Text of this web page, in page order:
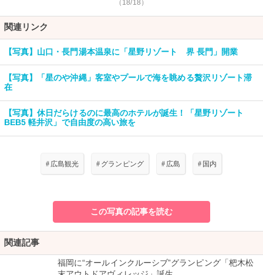
（18/18）
関連リンク
【写真】山口・長門湯本温泉に「星野リゾート 界 長門」開業
【写真】「星のや沖縄」客室やプールで海を眺める贅沢リゾート滞
在
【写真】休日だらけるのに最高のホテルが誕生！「星野リゾート
BEB5 軽井沢」で自由度の高い旅を
# 広島観光 # グランピング # 広島 # 国内
この写真の記事を読む
関連記事
福岡に“オールインクルーシブ”グランピング「杷木松